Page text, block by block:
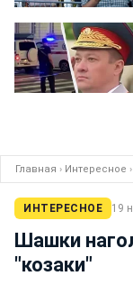
Главная › Интересное ›
ИНТЕРЕСНОЕ 19
Шашки
"козаки"